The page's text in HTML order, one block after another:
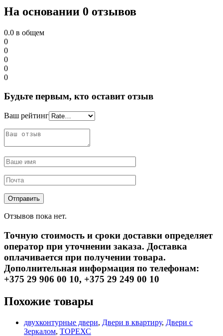
На основании 0 отзывов
0.0 в общем
0
0
0
0
0
Будьте первым, кто оставит отзыв
Ваш рейтинг
Отзывов пока нет.
Точную стоимость и сроки доставки определяет
оператор при уточнении заказа. Доставка
оплачивается при получении товара.
Дополнительная информация по телефонам:
+375 29 906 00 10, +375 29 249 00 10
Похожие товары
двухконтурные двери, Двери в квартиру, Двери с
Зеркалом, ТОРЕХС